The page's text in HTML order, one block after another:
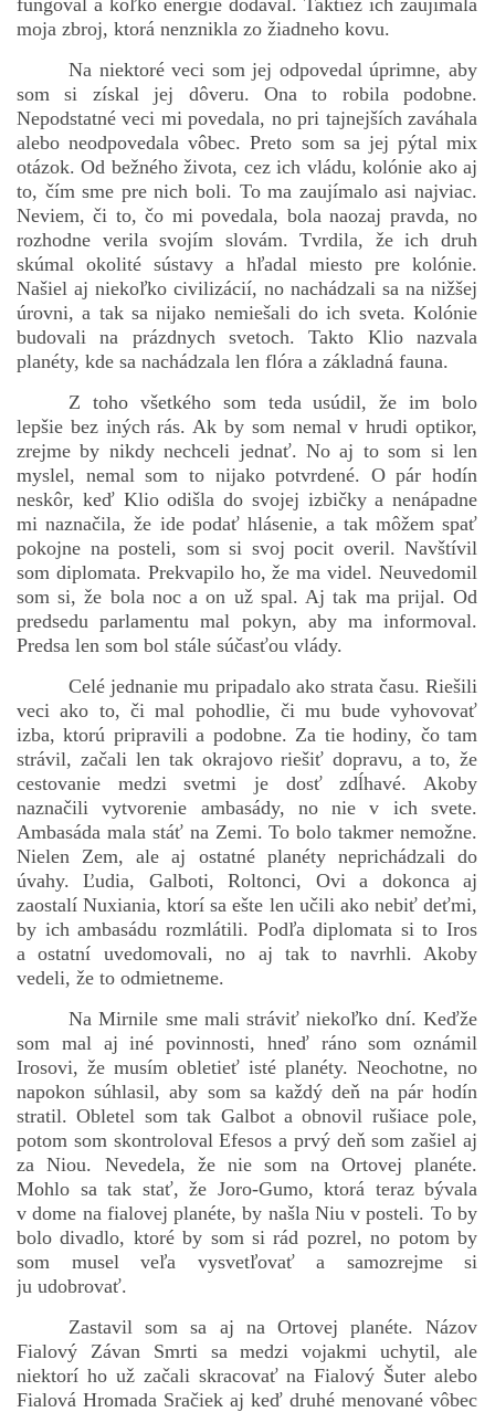
Príbehy a poviedky na tejto stránke sú duševným
vlastníctvom autorov. Všetky práva vyhradené.
© 2026 eStránky.sk | WebSlice Aktualizované 5. 8. 2026|
Hore ↑
fungoval a koľko energie dodával. Taktiež ich zaujímala
moja zbroj, ktorá nenznikla zo žiadneho kovu.
Na niektoré veci som jej odpovedal úprimne, aby
som si získal jej dôveru. Ona to robila podobne.
Nepodstatné veci mi povedala, no pri tajnejších zaváhala
alebo neodpovedala vôbec. Preto som sa jej pýtal mix
otázok. Od bežného života, cez ich vládu, kolónie ako aj
to, čím sme pre nich boli. To ma zaujímalo asi najviac.
Neviem, či to, čo mi povedala, bola naozaj pravda, no
rozhodne verila svojím slovám. Tvrdila, že ich druh
skúmal okolité sústavy a hľadal miesto pre kolónie.
Našiel aj niekoľko civilizácií, no nachádzali sa na nižšej
úrovni, a tak sa nijako nemiešali do ich sveta. Kolónie
budovali na prázdnych svetoch. Takto Klio nazvala
planéty, kde sa nachádzala len flóra a základná fauna.
Z toho všetkého som teda usúdil, že im bolo
lepšie bez iných rás. Ak by som nemal v hrudi optikor,
zrejme by nikdy nechceli jednať. No aj to som si len
myslel, nemal som to nijako potvrdené. O pár hodín
neskôr, keď Klio odišla do svojej izbičky a nenápadne
mi naznačila, že ide podať hlásenie, a tak môžem spať
pokojne na posteli, som si svoj pocit overil. Navštívil
som diplomata. Prekvapilo ho, že ma videl. Neuvedomil
som si, že bola noc a on už spal. Aj tak ma prijal. Od
predsedu parlamentu mal pokyn, aby ma informoval.
Predsa len som bol stále súčasťou vlády.
Celé jednanie mu pripadalo ako strata času. Riešili
veci ako to, či mal pohodlie, či mu bude vyhovovať
izba, ktorú pripravili a podobne. Za tie hodiny, čo tam
strávil, začali len tak okrajovo riešiť dopravu, a to, že
cestovanie medzi svetmi je dosť zdĺhavé. Akoby
naznačili vytvorenie ambasády, no nie v ich svete.
Ambasáda mala stáť na Zemi. To bolo takmer nemožne.
Nielen Zem, ale aj ostatné planéty neprichádzali do
úvahy. Ľudia, Galboti, Roltonci, Ovi a dokonca aj
zaostalí Nuxiania, ktorí sa ešte len učili ako nebiť deťmi,
by ich ambasádu rozmlátili. Podľa diplomata si to Iros
a ostatní uvedomovali, no aj tak to navrhli. Akoby
vedeli, že to odmietneme.
Na Mirnile sme mali stráviť niekoľko dní. Keďže
som mal aj iné povinnosti, hneď ráno som oznámil
Irosovi, že musím obletieť isté planéty. Neochotne, no
napokon súhlasil, aby som sa každý deň na pár hodín
stratil. Obletel som tak Galbot a obnovil rušiace pole,
potom som skontroloval Efesos a prvý deň som zašiel aj
za Niou. Nevedela, že nie som na Ortovej planéte.
Mohlo sa tak stať, že Joro-Gumo, ktorá teraz bývala
v dome na fialovej planéte, by našla Niu v posteli. To by
bolo divadlo, ktoré by som si rád pozrel, no potom by
som musel veľa vysvetľovať a samozrejme si
ju udobrovať.
Zastavil som sa aj na Ortovej planéte. Názov
Fialový Závan Smrti sa medzi vojakmi uchytil, ale
niektorí ho už začali skracovať na Fialový Šuter alebo
Fialová Hromada Sračiek aj keď druhé menované vôbec